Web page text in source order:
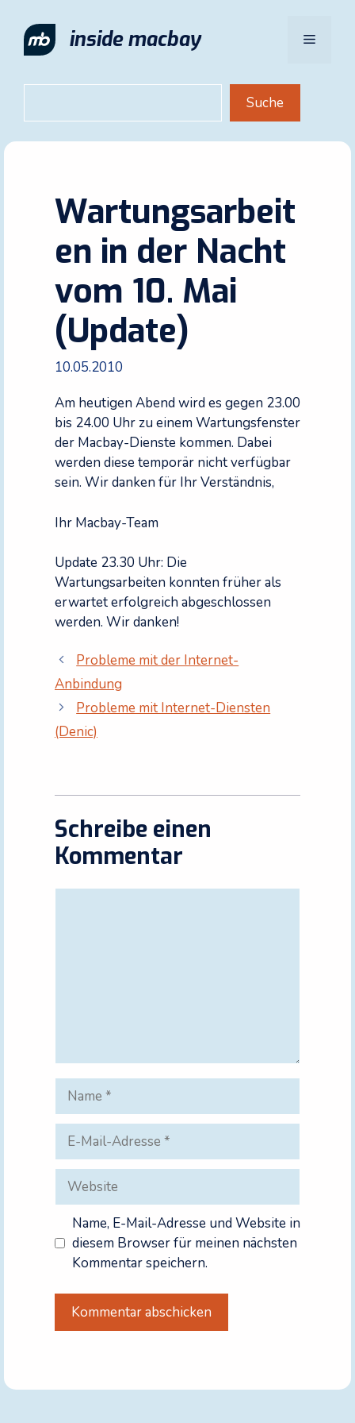
Inhalt
springen
inside macbay Menü
Suche
Wartungsarbeit
en in der Nacht
vom 10. Mai
(Update)
10.05.2010
Am heutigen Abend wird es gegen 23.00
bis 24.00 Uhr zu einem Wartungsfenster
der Macbay-Dienste kommen. Dabei
werden diese temporär nicht verfügbar
sein. Wir danken für Ihr Verständnis,
Ihr Macbay-Team
Update 23.30 Uhr: Die
Wartungsarbeiten konnten früher als
erwartet erfolgreich abgeschlossen
werden. Wir danken!
Probleme mit der Internet-
Anbindung
Probleme mit Internet-Diensten
(Denic)
Schreibe einen
Kommentar
Name
Mail-
Adresse
Website
Name, E-Mail-Adresse und Website in
diesem Browser für meinen nächsten
Kommentar speichern.
t